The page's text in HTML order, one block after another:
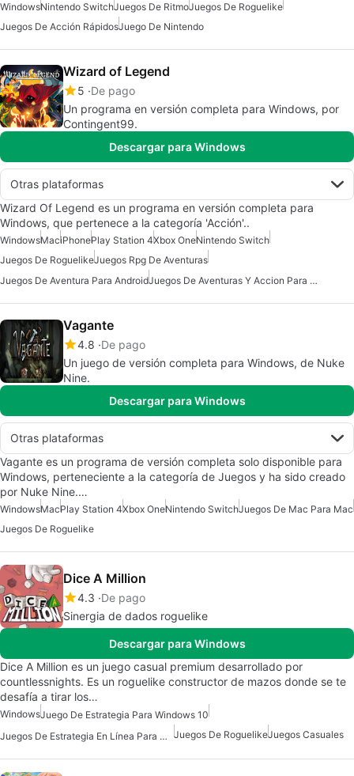
WindowsNintendo SwitchJuegos De RitmoJuegos De Roguelike
Juegos De Acción RápidosJuego De Nintendo
Wizard of Legend
5 De pago
Un programa en versión completa para Windows, por
Contingent99.
Descargar para Windows
Otras plataformas
Wizard Of Legend es un programa en versión completa para
Windows, que pertenece a la categoría 'Acción'..
WindowsMaciPhonePlay Station 4Xbox OneNintendo Switch
Juegos De RoguelikeJuegos Rpg De Aventuras
Juegos De Aventura Para Android
Juegos De Aventuras Y Accion Para Android
Vagante
4.8 De pago
Un juego de versión completa para Windows, de Nuke
Nine.
Descargar para Windows
Otras plataformas
Vagante es un programa de versión completa solo disponible para
Windows, perteneciente a la categoría de Juegos y ha sido creado
por Nuke Nine.…
WindowsMacPlay Station 4Xbox OneNintendo SwitchJuegos De Mac Para Mac
Juegos De Roguelike
Dice A Million
4.3 De pago
Sinergia de dados roguelike
Descargar para Windows
Dice A Million es un juego casual premium desarrollado por
countlessnights. Es un roguelike constructor de mazos donde se te
desafía a tirar los…
WindowsJuego De Estrategia Para Windows 10
Juegos De Estrategia En Línea Para Windows Juegos De RoguelikeJuegos Casuales